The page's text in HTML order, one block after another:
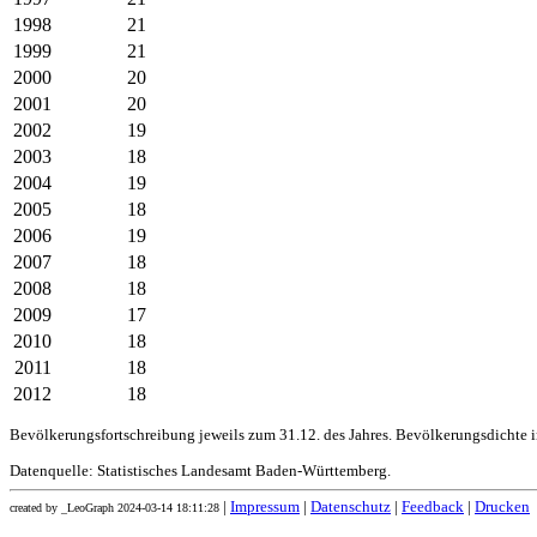
1998
21
1999
21
2000
20
2001
20
2002
19
2003
18
2004
19
2005
18
2006
19
2007
18
2008
18
2009
17
2010
18
2011
18
2012
18
Bevölkerungsfortschreibung jeweils zum 31.12. des Jahres. Bevölkerungsdichte
Datenquelle: Statistisches Landesamt Baden-Württemberg.
created by _LeoGraph 2024-03-14 18:11:28 Impressum Datenschutz Feedback Drucken